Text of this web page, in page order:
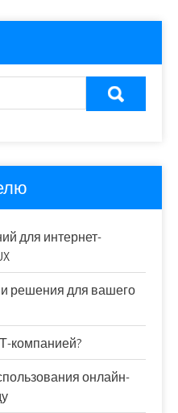
для интернет-
решения для вашего
компанией?
онлайн-